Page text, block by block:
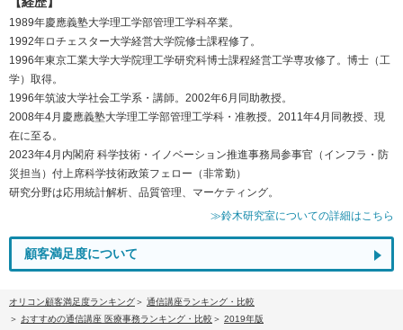
1989年慶應義塾大学理工学部管理工学科卒業。
1992年ロチェスター大学経営大学院修士課程修了。
1996年東京工業大学大学院理工学研究科博士課程経営工学専攻修了。博士（工
学）取得。
1996年筑波大学社会工学系・講師。2002年6月同助教授。
2008年4月慶應義塾大学理工学部管理工学科・准教授。2011年4月同教授、現
在に至る。
2023年4月内閣府 科学技術・イノベーション推進事務局参事官（インフラ・防
災担当）付上席科学技術政策フェロー（非常勤）
研究分野は応用統計解析、品質管理、マーケティング。
≫鈴木研究室についての詳細はこちら
顧客満足度について
オリコン顧客満足度ランキング
通信講座ランキング・比較
おすすめの通信講座 医療事務ランキング・比較
2019年版